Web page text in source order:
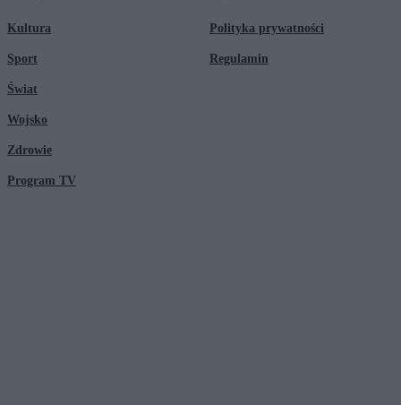
Kultura
Sport
Świat
Wojsko
Zdrowie
Program TV
Polityka prywatności
Regulamin